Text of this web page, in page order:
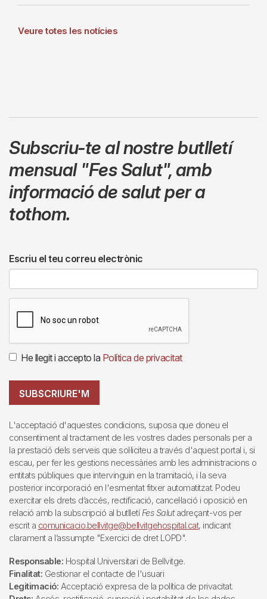
Veure totes les notícies
Subscriu-te al nostre butlletí
mensual "Fes Salut",amb
informació de salut per a
tothom.
Escriu el teu correu electrònic
He llegit i accepto la Política de privacitat
SUBSCRIURE'M
L'acceptació d'aquestes condicions, suposa que doneu el
consentiment al tractament de les vostres dades personals per a
la prestació dels serveis que sol·liciteu a través d'aquest portal i, si
escau, per fer les gestions necessàries amb les administracions o
entitats públiques que intervinguin en la tramitació, i la seva
posterior incorporació en l'esmentat fitxer automatitzat. Podeu
exercitar els drets d’accés, rectificació, cancel·lació i oposició en
relació amb la subscripció al butlletí Fes Salutadreçant-vos per
escrit a comunicacio.bellvitge@bellvitgehospital.cat, indicant
clarament a l’assumpte "Exercici de dret LOPD".
Responsable: Hospital Universitari de Bellvitge.
Finalitat: Gestionar el contacte de l'usuari
Legitimació: Acceptació expresa de la política de privacitat.